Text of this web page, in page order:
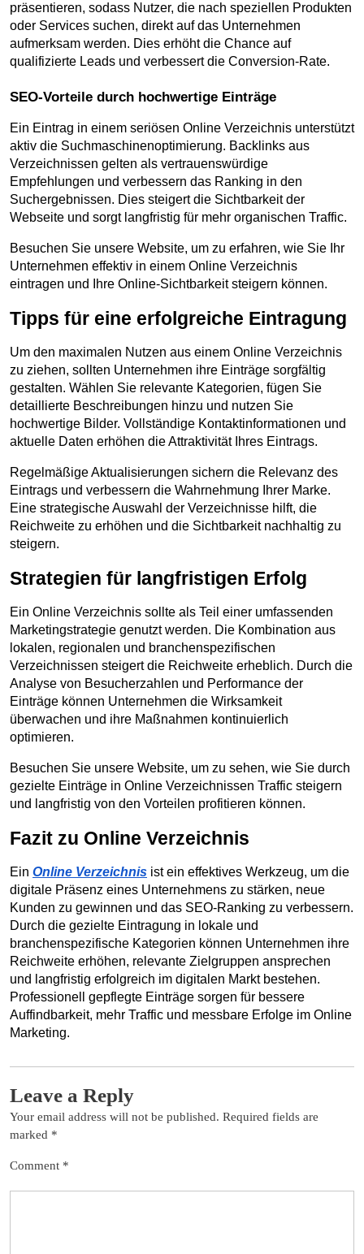
präsentieren, sodass Nutzer, die nach speziellen Produkten
oder Services suchen, direkt auf das Unternehmen
aufmerksam werden. Dies erhöht die Chance auf
qualifizierte Leads und verbessert die Conversion-Rate.
SEO-Vorteile durch hochwertige Einträge
Ein Eintrag in einem seriösen Online Verzeichnis unterstützt
aktiv die Suchmaschinenoptimierung. Backlinks aus
Verzeichnissen gelten als vertrauenswürdige
Empfehlungen und verbessern das Ranking in den
Suchergebnissen. Dies steigert die Sichtbarkeit der
Webseite und sorgt langfristig für mehr organischen Traffic.
Besuchen Sie unsere Website, um zu erfahren, wie Sie Ihr
Unternehmen effektiv in einem Online Verzeichnis
eintragen und Ihre Online-Sichtbarkeit steigern können.
Tipps für eine erfolgreiche Eintragung
Um den maximalen Nutzen aus einem Online Verzeichnis
zu ziehen, sollten Unternehmen ihre Einträge sorgfältig
gestalten. Wählen Sie relevante Kategorien, fügen Sie
detaillierte Beschreibungen hinzu und nutzen Sie
hochwertige Bilder. Vollständige Kontaktinformationen und
aktuelle Daten erhöhen die Attraktivität Ihres Eintrags.
Regelmäßige Aktualisierungen sichern die Relevanz des
Eintrags und verbessern die Wahrnehmung Ihrer Marke.
Eine strategische Auswahl der Verzeichnisse hilft, die
Reichweite zu erhöhen und die Sichtbarkeit nachhaltig zu
steigern.
Strategien für langfristigen Erfolg
Ein Online Verzeichnis sollte als Teil einer umfassenden
Marketingstrategie genutzt werden. Die Kombination aus
lokalen, regionalen und branchenspezifischen
Verzeichnissen steigert die Reichweite erheblich. Durch die
Analyse von Besucherzahlen und Performance der
Einträge können Unternehmen die Wirksamkeit
überwachen und ihre Maßnahmen kontinuierlich
optimieren.
Besuchen Sie unsere Website, um zu sehen, wie Sie durch
gezielte Einträge in Online Verzeichnissen Traffic steigern
und langfristig von den Vorteilen profitieren können.
Fazit zu Online Verzeichnis
Ein Online Verzeichnis ist ein effektives Werkzeug, um die
digitale Präsenz eines Unternehmens zu stärken, neue
Kunden zu gewinnen und das SEO-Ranking zu verbessern.
Durch die gezielte Eintragung in lokale und
branchenspezifische Kategorien können Unternehmen ihre
Reichweite erhöhen, relevante Zielgruppen ansprechen
und langfristig erfolgreich im digitalen Markt bestehen.
Professionell gepflegte Einträge sorgen für bessere
Auffindbarkeit, mehr Traffic und messbare Erfolge im Online
Marketing.
Leave a Reply
Your email address will not be published. Required fields are
marked *
Comment *